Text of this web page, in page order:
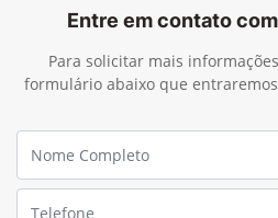
Entre em contato
Para solicitar mais
formulário abaixo que